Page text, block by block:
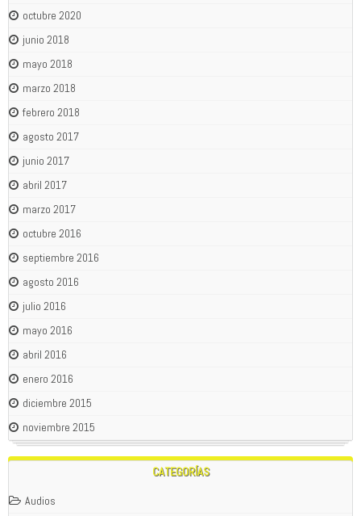
octubre 2020
junio 2018
mayo 2018
marzo 2018
febrero 2018
agosto 2017
junio 2017
abril 2017
marzo 2017
octubre 2016
septiembre 2016
agosto 2016
julio 2016
mayo 2016
abril 2016
enero 2016
diciembre 2015
noviembre 2015
CATEGORÍAS
Audios